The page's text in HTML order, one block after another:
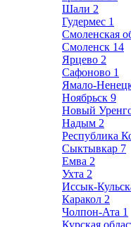
Шали 2
Гудермес 1
Смоленская
Смоленск 14
Ярцево 2
Сафоново 1
Ямало-
Ноябрьск 9
Новый
Надым 2
Республика
Сыктывкар 7
Емва 2
Ухта 2
Иссык-
Каракол 2
Чолпон-Ата 1
Курская